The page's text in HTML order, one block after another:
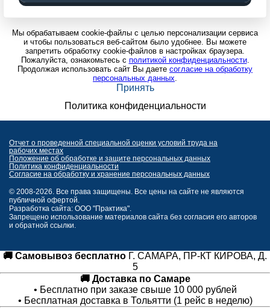
Мы обрабатываем cookie-файлы с целью персонализации сервиса
и чтобы пользоваться веб-сайтом было удобнее. Вы можете
запретить обработку cookie-файлов в настройках браузера.
Пожалуйста, ознакомьтесь с политикой конфиденциальности.
Продолжая использовать сайт Вы даете согласие на обработку
персональных данных.
Принять
Политика конфиденциальности
Отчет о проведенной специальной оценки условий труда на
рабочих местах
Положение об обработке и защите персональных данных
Политика конфиденциальности
Согласие на обработку и хранение персональных данных
© 2008-2026. Все права защищены. Все цены на сайте не являются
публичной офертой.
Разработка сайта: ООО "Практика".
Запрещено использование материалов сайта без согласия его авторов
и обратной ссылки.
🚚 Самовывоз бесплатно Г. САМАРА, ПР-КТ КИРОВА, Д.
5
🚚 Доставка по Самаре
• Бесплатно при заказе свыше 10 000 рублей
• Бесплатная доставка в Тольятти (1 рейс в неделю)